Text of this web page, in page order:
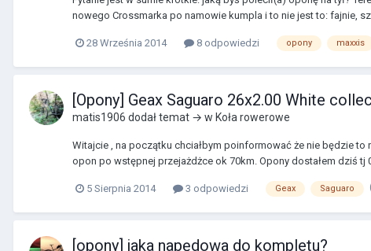
nowego Crossmarka po namowie kumpla i to nie jest to: fajnie,
28 Września 2014 8 odpowiedzi opony maxxis
[Opony] Geax Saguaro 26x2.00 White
matis1906 dodał temat → w Koła rowerowe
Witajcie , na początku chciałbym poinformować że nie będzie
opon po wstępnej przejażdżce ok 70km. Opony dostałem dziś tj
5 Sierpnia 2014 3 odpowiedzi Geax Saguaro
[opony] jaka napędowa do kompletu?